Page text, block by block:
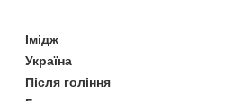
Імідж
Україна
Після гоління